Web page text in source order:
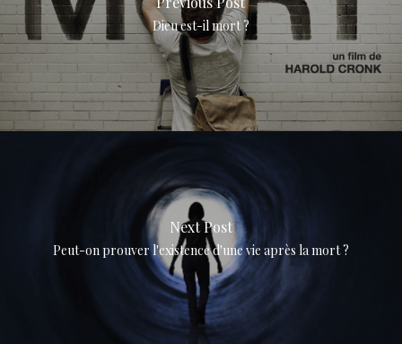
Dieu est-il mort ?
Next Post
Peut-on prouver l'existence d'une vie après la mort ?